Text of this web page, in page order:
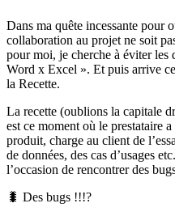
Dans ma quête incessante pour
collaboration au projet ne soit
pour moi, je cherche à éviter les
Word x Excel ». Et puis arrive
la Recette.
La recette (oublions la capitale
est ce moment où le prestataire
produit, charge au client de
de données, des cas d’usages
l’occasion de rencontrer des
🐛 Des bugs !!!?